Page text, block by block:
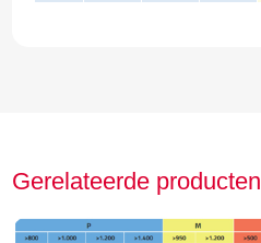
Gerelateerde producten